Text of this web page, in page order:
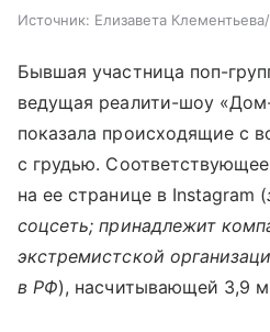
Источник: Елизавета
Бывшая участница поп-
ведущая реалити-шоу
показала происходящие с
с грудью.
на ее странице в Instagram (
соцсеть; принадлежит
экстремистской
в РФ), насчитывающей 3,9